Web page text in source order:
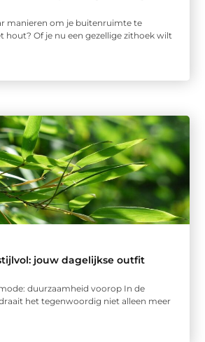
manieren om je buitenruimte te
hout? Of je nu een gezellige zithoek wilt
jouw dagelijkse outfit
duurzaamheid voorop In de
het tegenwoordig niet alleen meer